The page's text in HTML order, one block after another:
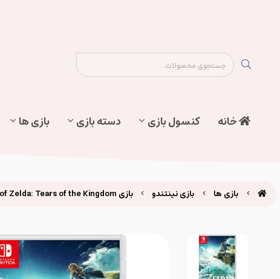
خانه کنسول بازی دسته بازی بازی ها
بازی ها بازی نینتندو بازی The Legend of Zelda: Tears of the Kingdom برای نینتندو سوییچ